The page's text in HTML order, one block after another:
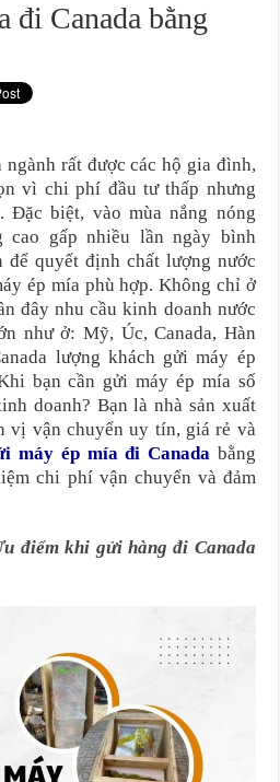
đi Canada bằng
rất được các hộ gia đình,
vì chi phí đầu tư thấp nhưng
Đặc biệt, vào mùa nắng nóng
cao gấp nhiều lần ngày bình
để quyết định chất lượng nước
ép mía phù hợp. Không chỉ ở
đây nhu cầu kinh doanh nước
như ở: Mỹ, Úc, Canada, Hàn
lượng khách gửi máy ép
bạn cần gửi máy ép mía số
doanh? Bạn là nhà sản xuất
vị vận chuyển uy tín, giá rẻ và
máy ép mía đi Canada bằng
chi phí vận chuyển và đảm
điểm khi gửi hàng đi Canada